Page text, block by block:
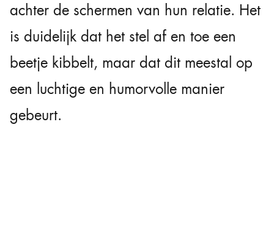
achter de schermen van hun relatie. Het
is duidelijk dat het stel af en toe een
beetje kibbelt, maar dat dit meestal op
een luchtige en humorvolle manier
gebeurt.